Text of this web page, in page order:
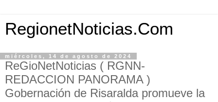
RegionetNoticias.Com
miércoles, 14 de agosto de 2024
ReGioNetNoticias ( RGNN-
REDACCION PANORAMA )
Gobernación de Risaralda promueve la